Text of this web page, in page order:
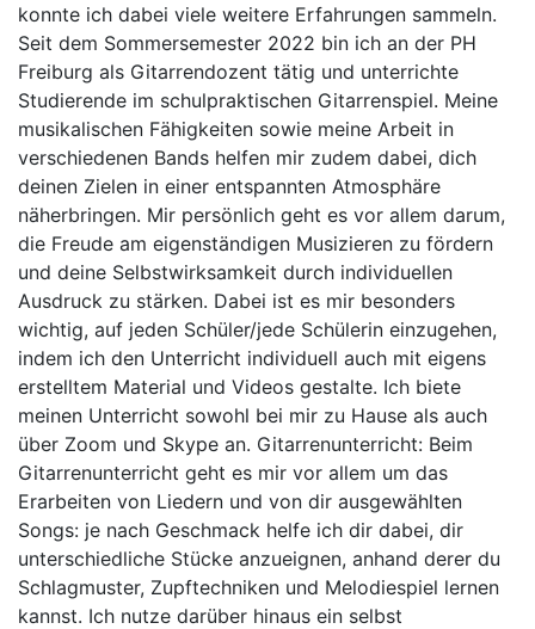
konnte ich dabei viele weitere Erfahrungen sammeln.
Seit dem Sommersemester 2022 bin ich an der PH
Freiburg als Gitarrendozent tätig und unterrichte
Studierende im schulpraktischen Gitarrenspiel. Meine
musikalischen Fähigkeiten sowie meine Arbeit in
verschiedenen Bands helfen mir zudem dabei, dich
deinen Zielen in einer entspannten Atmosphäre
näherbringen. Mir persönlich geht es vor allem darum,
die Freude am eigenständigen Musizieren zu fördern
und deine Selbstwirksamkeit durch individuellen
Ausdruck zu stärken. Dabei ist es mir besonders
wichtig, auf jeden Schüler/jede Schülerin einzugehen,
indem ich den Unterricht individuell auch mit eigens
erstelltem Material und Videos gestalte. Ich biete
meinen Unterricht sowohl bei mir zu Hause als auch
über Zoom und Skype an. Gitarrenunterricht: Beim
Gitarrenunterricht geht es mir vor allem um das
Erarbeiten von Liedern und von dir ausgewählten
Songs: je nach Geschmack helfe ich dir dabei, dir
unterschiedliche Stücke anzueignen, anhand derer du
Schlagmuster, Zupftechniken und Melodiespiel lernen
kannst. Ich nutze darüber hinaus ein selbst